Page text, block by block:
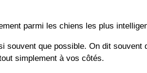
parmi les chiens les plus
que possible. On dit souvent
simplement à vos côtés.